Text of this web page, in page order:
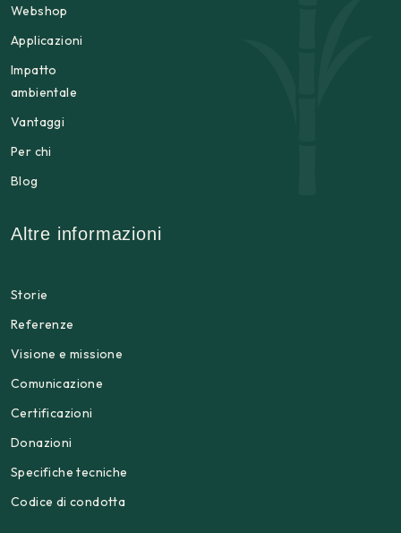
Webshop
Applicazioni
Impatto
ambientale
Vantaggi
Per chi
Blog
Altre informazioni
Storie
Referenze
Visione e missione
Comunicazione
Certificazioni
Donazioni
Specifiche tecniche
Codice di condotta